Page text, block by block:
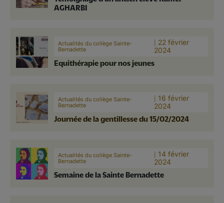
AGHARBI
Actualités du collège Sainte-
Bernadette
22 février
2024
Equithérapie pour nos jeunes
Actualités du collège Sainte-
Bernadette
16 février
2024
Journée de la gentillesse du 15/02/2024
Actualités du collège Sainte-
Bernadette
14 février
2024
Semaine de la Sainte Bernadette